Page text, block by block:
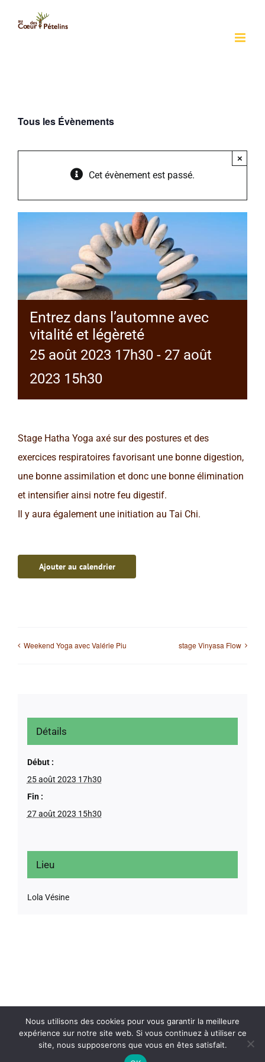
Tous les Évènements
Cet évènement est passé.
×
Entrez dans l’automne avec
vitalité et légèreté
25 août 2023 17h30 - 27 août
2023 15h30
Stage Hatha Yoga axé sur des postures et des
exercices respiratoires favorisant une bonne digestion,
une bonne assimilation et donc une bonne élimination
et intensifier ainsi notre feu digestif.
Il y aura également une initiation au Tai Chi.
Ajouter au calendrier
Weekend Yoga avec Valérie Piu stage Vinyasa Flow
Détails
Début :
25 août 2023 17h30
Fin :
27 août 2023 15h30
Lieu
Lola Vésine
Mentions légales
Nous utilisons des cookies pour vous garantir la meilleure
expérience sur notre site web. Si vous continuez à utiliser ce
site, nous supposerons que vous en êtes satisfait.